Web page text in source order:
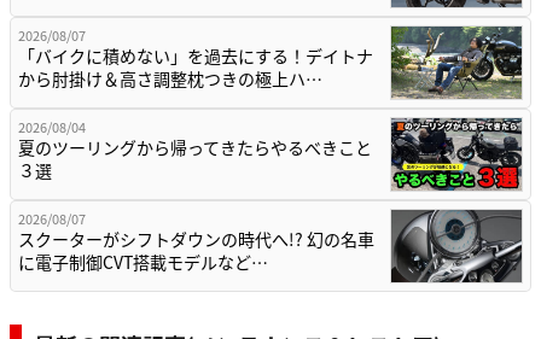
2026/08/07
「バイクに積めない」を過去にする！デイトナ
から肘掛け＆高さ調整枕つきの極上ハ…
2026/08/04
夏のツーリングから帰ってきたらやるべきこと
３選
2026/08/07
スクーターがシフトダウンの時代へ!? 幻の名車
に電子制御CVT搭載モデルなど…